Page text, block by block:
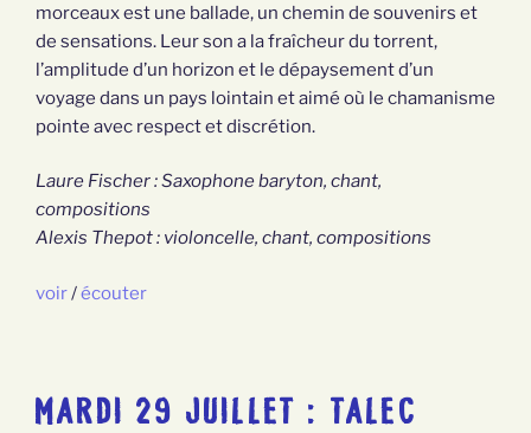
morceaux est une ballade, un chemin de souvenirs et
de sensations. Leur son a la fraîcheur du torrent,
l’amplitude d’un horizon et le dépaysement d’un
voyage dans un pays lointain et aimé où le chamanisme
pointe avec respect et discrétion.
Laure Fischer : Saxophone baryton, chant,
compositions
Alexis Thepot : violoncelle, chant, compositions
voir/écouter
MARDI 29 JUILLET : TALEC